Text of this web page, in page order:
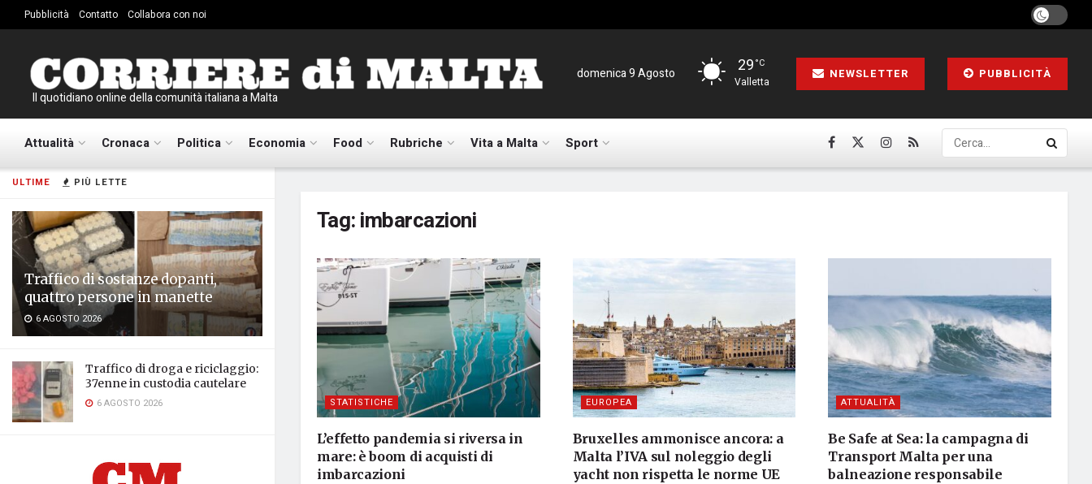
ULTIME PIÙ LETTE
Traffico di sostanze dopanti,
quattro persone in manette
6 AGOSTO 2026
Traffico di droga e riciclaggio:
37enne in custodia cautelare
6 AGOSTO 2026
Pubblicità Contatto Collabora con noi
Il quotidiano online della comunità italiana a Malta
domenica 9 Agosto 29°C
Valletta
NEWSLETTER PUBBLICITÀ
Attualità Cronaca Politica Economia Food Rubriche Vita a Malta Sport
Tag:imbarcazioni
STATISTICHE
L’effetto pandemia si riversa in
mare: è boom di acquisti di
imbarcazioni
EUROPEA
Bruxelles ammonisce ancora: a
Malta l’IVA sul noleggio degli
yacht non rispetta le norme UE
ATTUALITÀ
Be Safe at Sea: la campagna di
Transport Malta per una
balneazione responsabile